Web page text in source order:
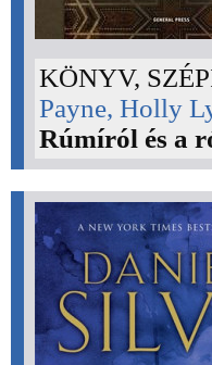
KÖNYV,
Payne, Holly
Rúmíról és a